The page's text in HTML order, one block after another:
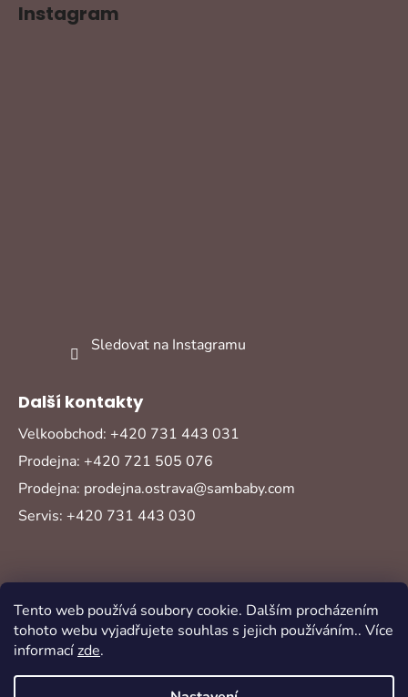
Tento web používá soubory cookie. Dalším procházením
tohoto webu vyjadřujete souhlas s jejich používáním.. Více
informacízde.
Instagram
Sledovat na Instagramu
Další kontakty
Velkoobchod: +420 731 443 031
Prodejna: +420 721 505 076
Prodejna: prodejna.ostrava@sambaby.com
Servis: +420 731 443 030
Vytvořil Shoptet
Copyright 2026Sambaby